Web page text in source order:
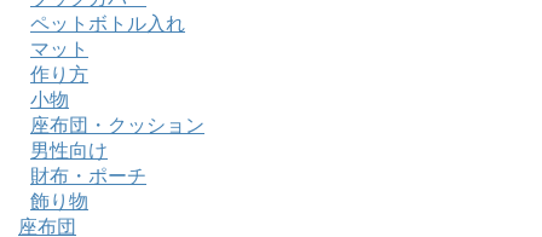
ペットボトル入れ
マット
作り方
小物
座布団・クッション
男性向け
財布・ポーチ
飾り物
座布団